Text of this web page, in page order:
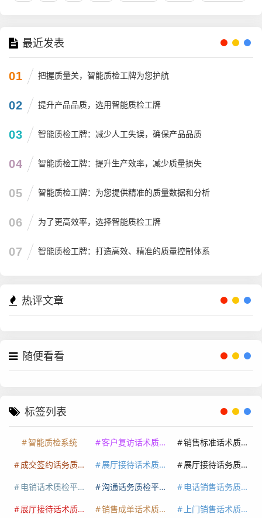
最近发表
01 把握质量关，智能质检工牌为您护航
02 提升产品品质，选用智能质检工牌
03 智能质检工牌：减少人工失误，确保产品品质
04 智能质检工牌：提升生产效率，减少质量损失
05 智能质检工牌：为您提供精准的质量数据和分析
06 为了更高效率，选择智能质检工牌
07 智能质检工牌：打造高效、精准的质量控制体系
热评文章
随便看看
标签列表
智能质检系统 客户复访话术质检系统
销售标准话术质检平台
成交签约话务质检
展厅接待话术质检
展厅接待话务质检系统
电销话术质检平台
沟通话务质检平台
电话销售话务质检平台
展厅接待话术质检系统
销售成单话术质检 上门销售话术质检系统